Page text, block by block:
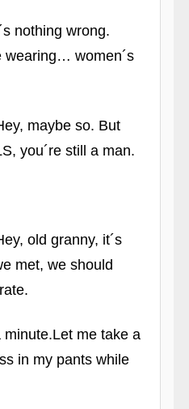
nothing wrong.
wearing… women´s
maybe so. But
you´re still a man.
old granny, it´s
met, we should
me take a
in my pants while